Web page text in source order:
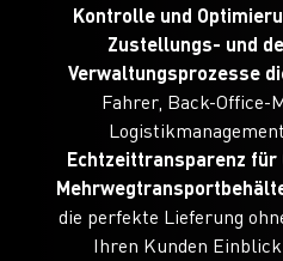
Kontrolle und
Zustellungs- und
Verwaltungsprozesse
Fahrer, Back-
Echtzeittransparenz für
die perfekte Lieferung
Ihren Kunden